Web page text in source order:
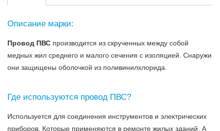
Описание марки:
Провод ПВС производится из скрученных между собой
медных жил среднего и малого сечения с изоляцией. Снаружи
они защищены оболочкой из поливинилхлорида.
Где используются провод ПВС?
Используется для соединения инструментов и электрических
приборов. Которые применяются в ремонте жилых зданий. А